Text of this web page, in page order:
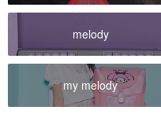
melody
my melody